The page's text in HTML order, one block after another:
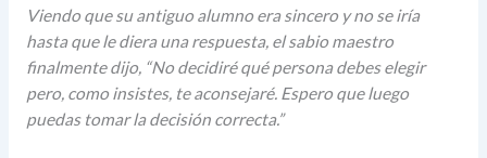
Viendo que su antiguo alumno era sincero y no se iría
hasta que le diera una respuesta, el sabio maestro
finalmente dijo, “No decidiré qué persona debes elegir
pero, como insistes, te aconsejaré. Espero que luego
puedas tomar la decisión correcta.”